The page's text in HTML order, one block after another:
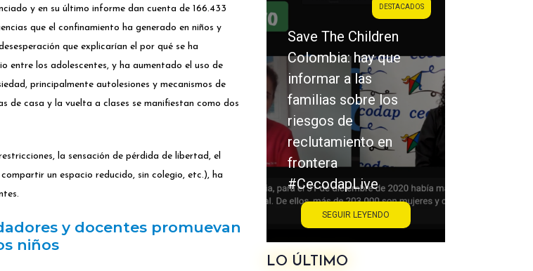
y en su último informe dan cuenta de 166.433
que el confinamiento ha generado en niños y
que explicarían el por qué se ha
entre los adolescentes, y ha aumentado el uso de
principalmente autolesiones y mecanismos de
de casa y la vuelta a clases se manifiestan como dos
la sensación de pérdida de libertad, el
un espacio reducido, sin colegio, etc.), ha
y docentes promuevan
niños
DESTACADOS
Save The Children
Colombia: hay que
informar a las
familias sobre los
riesgos de
reclutamiento en
frontera
#CecodapLive
SEGUIR LEYENDO
LO ÚLTIMO